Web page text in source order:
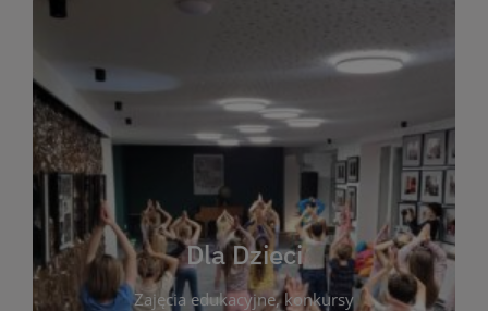
Dla Dzieci
Zajęcia edukacyjne, konkursy
dzieci. Biblioteka oferuje bogaty wybór bajek,
opowiadań i lektur szkolnych, a także przyjazny
kącik do wspólnego czytania. Pragniemy
rozbudzać miłość do książek od najmłodszych lat.
Zapraszamy do wspólnej zabawy i odkrywania
świata literatury!
WIĘCEJ